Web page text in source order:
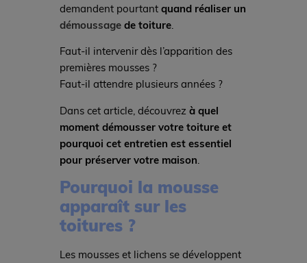
demandent pourtant quand réaliser un
démoussagede toiture.
Faut-il intervenir dès l’apparition des
premières mousses ?
Faut-il attendre plusieurs années ?
Dans cet article, découvrez à quel
moment démousser votre toiture et
pourquoi cet entretien est essentiel
pour préserver votre maison
Pourquoi la mousse
apparaît sur les
toitures ?
Les mousses et lichens se développent